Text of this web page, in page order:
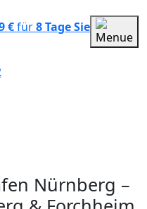
€für8 TageSie
Nürnberg –